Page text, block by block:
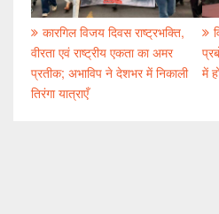
कारगिल विजय दिवस राष्ट्रभक्ति,
वीरता एवं राष्ट्रीय एकता का अमर
प्रतीक; अभाविप ने देशभर में निकाली
तिरंगा यात्राएँ
में